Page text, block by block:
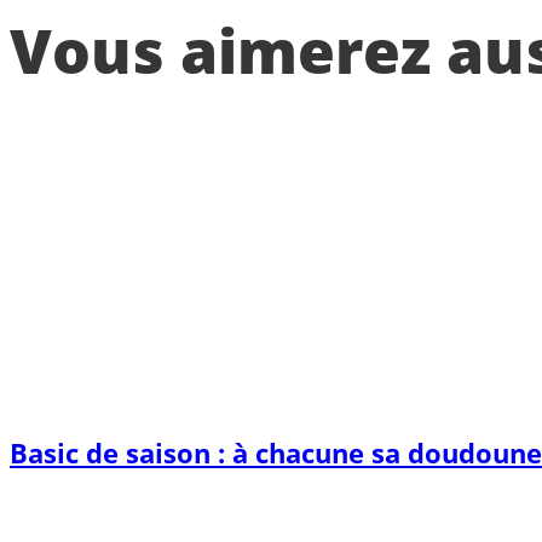
Vous aimerez
Basic de saison : à chacune sa